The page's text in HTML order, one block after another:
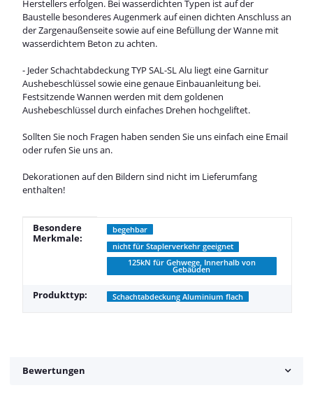
Herstellers erfolgen. Bei wasserdichten Typen ist auf der
Baustelle besonderes Augenmerk auf einen dichten Anschluss an
der Zargenaußenseite sowie auf eine Befüllung der Wanne mit
wasserdichtem Beton zu achten.
- Jeder Schachtabdeckung TYP SAL-SL Alu liegt eine Garnitur
Aushebeschlüssel sowie eine genaue Einbauanleitung bei.
Festsitzende Wannen werden mit dem goldenen
Aushebeschlüssel durch einfaches Drehen hochgeliftet.
Sollten Sie noch Fragen haben senden Sie uns einfach eine Email
oder rufen Sie uns an.
Dekorationen auf den Bildern sind nicht im Lieferumfang
enthalten!
Produkteigenschaft
Wert
Besondere
Merkmale:
begehbar
nicht für Staplerverkehr geeignet
125kN für Gehwege, Innerhalb von
Gebäuden
Produkttyp: Schachtabdeckung Aluminium flach
Bewertungen